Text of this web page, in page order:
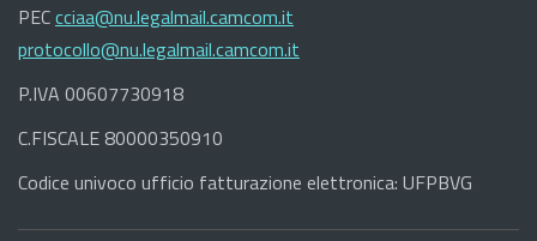
PECcciaa@nu.legalmail.camcom.it
protocollo@nu.legalmail.camcom.it
P.IVA 00607730918
C.FISCALE 80000350910
Codice univoco ufficio fatturazione elettronica: UFPBVG